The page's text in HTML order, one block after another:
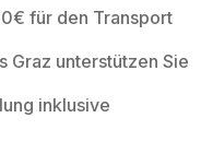
für den Transport
Graz unterstützen Sie
inklusive